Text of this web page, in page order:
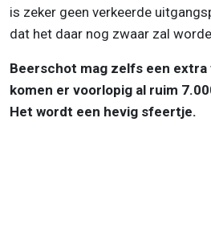
is zeker geen verkeerde
dat het daar nog zwaar zal
Beerschot mag zelfs een
komen er voorlopig al ruim
Het wordt een hevig sfeertje.